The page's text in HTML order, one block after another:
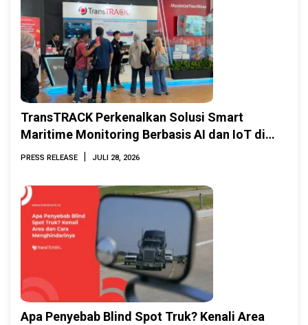
TransTRACK Perkenalkan Solusi Smart
Maritime Monitoring Berbasis AI dan IoT di
INAMARINE 2026
PRESS RELEASE | JULI 28, 2026
Apa Penyebab Blind Spot Truk? Kenali Area